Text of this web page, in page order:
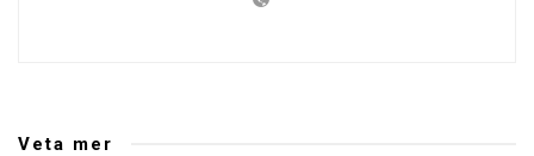
Veta mer